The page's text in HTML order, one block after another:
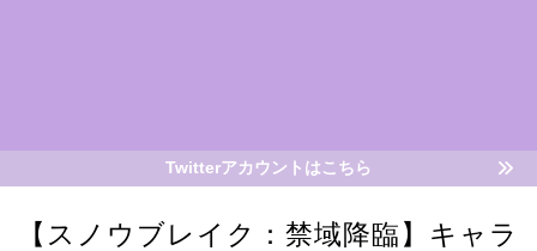
Twitterアカウントはこちら
【スノウブレイク：禁域降臨】キャラ